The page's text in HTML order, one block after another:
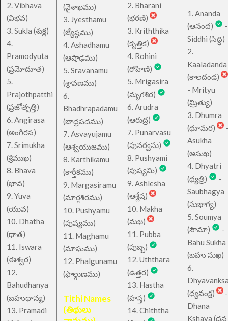
2. Vibhava
(విభవ)
3. Sukla (శుక్ల)
4.
Pramodyuta
(ప్రమోదూత)
5.
Prajothpatthi
(ప్రజోత్పత్తి)
6. Angirasa
(అంగీరస)
7. Srimukha
(శ్రీముఖ)
8. Bhava
(భావ)
9. Yuva
(యువ)
10. Dhatha
(ధాత)
11. Iswara
(ఈశ్వర)
12.
Bahudhanya
(బహుధాన్య)
13. Pramadi
(వైశాఖము)
3. Jyesthamu
(జ్యేష్ఠము)
4. Ashadhamu
(ఆషాఢము)
5. Sravanamu
(శ్రావణము)
6.
Bhadhrapadamu
(బాధ్రపదము)
7. Asvayujamu
(ఆశ్వయుజము)
8. Karthikamu
(కార్తీకము)
9. Margasiramu
(మార్గశిరము)
10. Pushyamu
(పుష్యము)
11. Maghamu
(మాఘము)
12. Phalgunamu
(ఫాల్గుణము)
Tithi Names
(తిథులు
2. Bharani
(భరణి)
3. Kriththika
(కృత్తిక)
4. Rohini
(రోహిణి)
5. Mrigasira
(మృగశిర)
6. Arudra
(ఆరుద్ర)
7. Punarvasu
(పునర్వసు)
8. Pushyami
(పుష్యమి)
9. Ashlesha
(ఆశ్లేష)
10. Makha
(మఖ)
11. Pubba
(పుబ్బ)
12. Uththara
(ఉత్తర)
13. Hastha
(హస్త)
14. Chiththa
1. Ananda
(ఆనంద)
-
Siddhi (సిద్ధి)
2.
Kaaladanda
(కాలదండ)
- Mrityu
(మ్రిత్యు)
3. Dhumra
(ధూమర)
-
Asukha
(అసుఖ)
4. Dhyatri
(ధ్యత్రి)
-
Saubhagya
(సుభాగ్య)
5. Soumya
(సౌమా)
-
Bahu Sukha
(బహు సుఖ)
6.
(ధ్యవంక్ష)
-
Dhana
Kshaya (ధన